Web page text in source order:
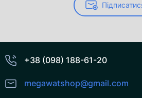
+38 (098) 188-61-20
megawatshop@gmail.com